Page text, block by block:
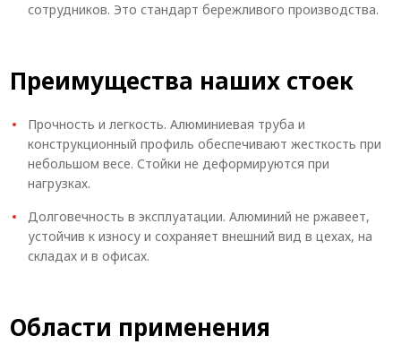
сотрудников. Это стандарт бережливого производства.
Преимущества наших стоек
Прочность и легкость. Алюминиевая труба и
конструкционный профиль обеспечивают жесткость при
небольшом весе. Стойки не деформируются при
нагрузках.
Долговечность в эксплуатации. Алюминий не ржавеет,
устойчив к износу и сохраняет внешний вид в цехах, на
складах и в офисах.
Области применения